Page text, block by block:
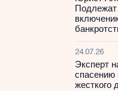
Подлежат
24.07.26
Эксперт
спасению
жесткого